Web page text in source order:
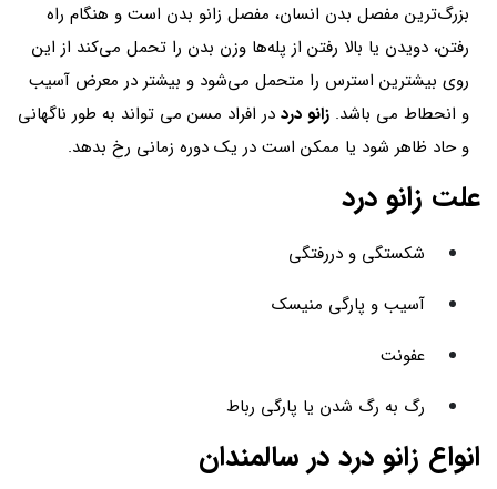
بزرگ‌ترین مفصل بدن انسان، مفصل زانو بدن است و هنگام راه
رفتن، دویدن یا بالا رفتن از پله‌ها وزن بدن را تحمل می‌کند از این
روی بیشترین استرس را متحمل می‌شود و بیشتر در معرض آسیب
و انحطاط می باشد. زانو درد در افراد مسن می تواند به طور ناگهانی
و حاد ظاهر شود یا ممکن است در یک دوره زمانی رخ بدهد.
علت زانو درد
شکستگی و دررفتگی
آسیب و پارگی منیسک
عفونت
رگ به رگ شدن یا پارگی رباط
انواع زانو درد در سالمندان